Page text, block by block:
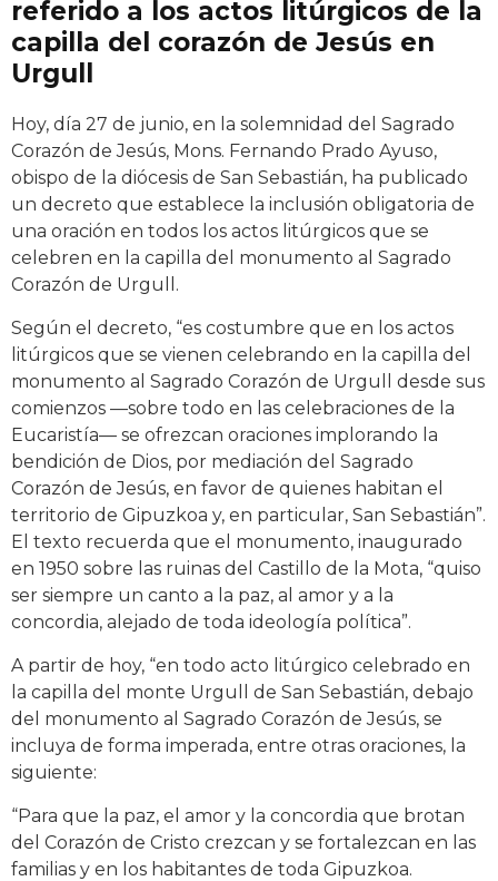
referido a los actos litúrgicos de la
capilla del corazón de Jesús en
Urgull
Hoy, día 27 de junio, en la solemnidad del Sagrado
Corazón de Jesús, Mons. Fernando Prado Ayuso,
obispo de la diócesis de San Sebastián, ha publicado
un decreto que establece la inclusión obligatoria de
una oración en todos los actos litúrgicos que se
celebren en la capilla del monumento al Sagrado
Corazón de Urgull.
Según el decreto, “es costumbre que en los actos
litúrgicos que se vienen celebrando en la capilla del
monumento al Sagrado Corazón de Urgull desde sus
comienzos —sobre todo en las celebraciones de la
Eucaristía— se ofrezcan oraciones implorando la
bendición de Dios, por mediación del Sagrado
Corazón de Jesús, en favor de quienes habitan el
territorio de Gipuzkoa y, en particular, San Sebastián”.
El texto recuerda que el monumento, inaugurado
en 1950 sobre las ruinas del Castillo de la Mota, “quiso
ser siempre un canto a la paz, al amor y a la
concordia, alejado de toda ideología política”.
A partir de hoy, “en todo acto litúrgico celebrado en
la capilla del monte Urgull de San Sebastián, debajo
del monumento al Sagrado Corazón de Jesús, se
incluya de forma imperada, entre otras oraciones, la
siguiente:
“Para que la paz, el amor y la concordia que brotan
del Corazón de Cristo crezcan y se fortalezcan en las
familias y en los habitantes de toda Gipuzkoa.